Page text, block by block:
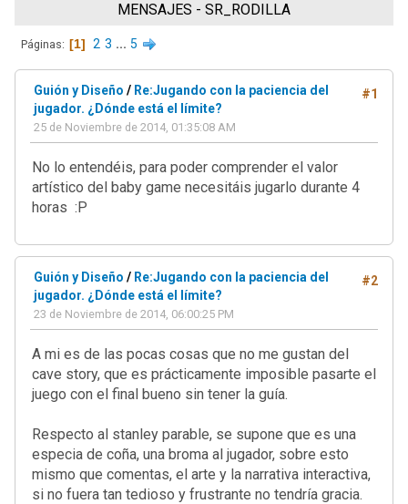
MENSAJES - SR_RODILLA
Páginas 1 2 3 ... 5
#1
Guión y Diseño / Re:Jugando con la paciencia del
jugador. ¿Dónde está el límite?
25 de Noviembre de 2014, 01:35:08 AM
No lo entendéis, para poder comprender el valor
artístico del baby game necesitáis jugarlo durante 4
horas :P
#2
Guión y Diseño / Re:Jugando con la paciencia del
jugador. ¿Dónde está el límite?
23 de Noviembre de 2014, 06:00:25 PM
A mi es de las pocas cosas que no me gustan del
cave story, que es prácticamente imposible pasarte el
juego con el final bueno sin tener la guía.
Respecto al stanley parable, se supone que es una
especia de coña, una broma al jugador, sobre esto
mismo que comentas, el arte y la narrativa interactiva,
si no fuera tan tedioso y frustrante no tendría gracia.